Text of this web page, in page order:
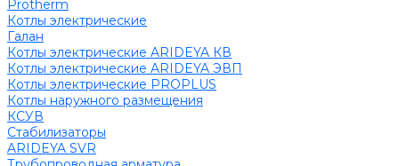
Protherm
Котлы электрические
Галан
Котлы электрические ARIDEYA КВ
Котлы электрические ARIDEYA ЭВП
Котлы электрические PROPLUS
Котлы наружного размещения
КСУВ
Стабилизаторы
ARIDEYA SVR